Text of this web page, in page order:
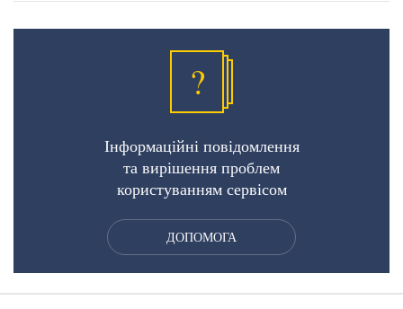
?
Інформаційні повідомлення
та вирішення проблем
користуванням сервісом
ДОПОМОГА